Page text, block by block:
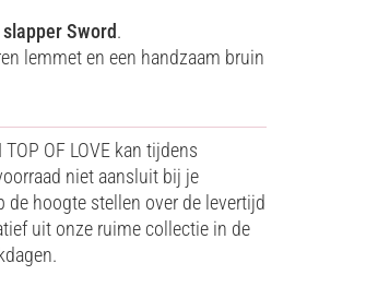
slapper Sword.
lemmet en een handzaam bruin
OF LOVE kan tijdens
niet aansluit bij je
hoogte stellen over de levertijd
uit onze ruime collectie in de